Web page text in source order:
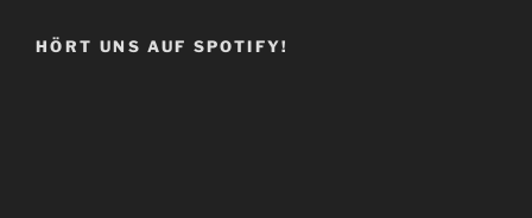
HÖRT UNS AUF SPOTIFY!